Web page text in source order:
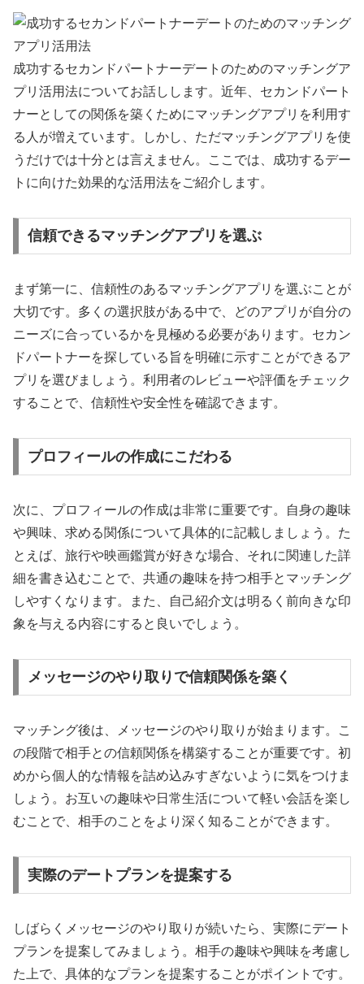
成功するセカンドパートナーデートのためのマッチングア
プリ活用法についてお話しします。近年、セカンドパート
ナーとしての関係を築くためにマッチングアプリを利用す
る人が増えています。しかし、ただマッチングアプリを使
うだけでは十分とは言えません。ここでは、成功するデー
トに向けた効果的な活用法をご紹介します。
信頼できるマッチングアプリを選ぶ
まず第一に、信頼性のあるマッチングアプリを選ぶことが
大切です。多くの選択肢がある中で、どのアプリが自分の
ニーズに合っているかを見極める必要があります。セカン
ドパートナーを探している旨を明確に示すことができるア
プリを選びましょう。利用者のレビューや評価をチェック
することで、信頼性や安全性を確認できます。
プロフィールの作成にこだわる
次に、プロフィールの作成は非常に重要です。自身の趣味
や興味、求める関係について具体的に記載しましょう。た
とえば、旅行や映画鑑賞が好きな場合、それに関連した詳
細を書き込むことで、共通の趣味を持つ相手とマッチング
しやすくなります。また、自己紹介文は明るく前向きな印
象を与える内容にすると良いでしょう。
メッセージのやり取りで信頼関係を築く
マッチング後は、メッセージのやり取りが始まります。こ
の段階で相手との信頼関係を構築することが重要です。初
めから個人的な情報を詰め込みすぎないように気をつけま
しょう。お互いの趣味や日常生活について軽い会話を楽し
むことで、相手のことをより深く知ることができます。
実際のデートプランを提案する
しばらくメッセージのやり取りが続いたら、実際にデート
プランを提案してみましょう。相手の趣味や興味を考慮し
た上で、具体的なプランを提案することがポイントです。